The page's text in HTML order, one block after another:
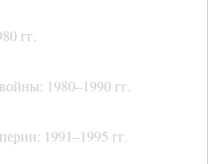
гг.
1980–1990 гг.
1991–1995 гг.